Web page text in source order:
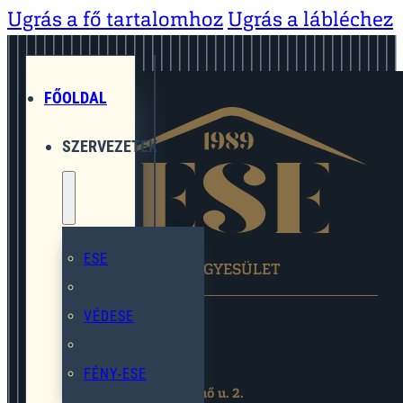
Ugrás a fő tartalomhoz Ugrás a lábléchez
FŐOLDAL
SZERVEZETEK
ESE
VÉDESE
FÉNY-ESE
EGYMÁST SEGÍTŐ EGYESÜLET
2119 Pécel,Pihenő u. 2.